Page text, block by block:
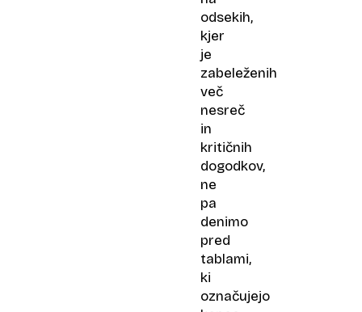
odsekih,
kjer
je
zabeleženih
več
nesreč
in
kritičnih
dogodkov,
ne
pa
denimo
pred
tablami,
ki
označujejo